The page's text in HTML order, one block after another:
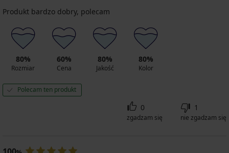
Produkt bardzo dobry, polecam
80%
Rozmiar
60%
Cena
80%
Jakość
80%
Kolor
Polecam ten produkt
0
zgadzam się
1
nie zgadzam się